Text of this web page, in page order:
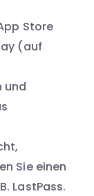
Store
(auf
und
Sie einen
LastPass.